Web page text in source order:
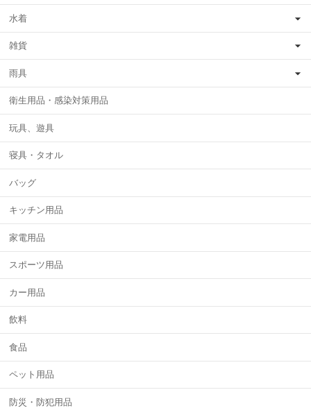
水着
雑貨
雨具
衛生用品・感染対策用品
玩具、遊具
寝具・タオル
バッグ
キッチン用品
家電用品
スポーツ用品
カー用品
飲料
食品
ペット用品
防災・防犯用品